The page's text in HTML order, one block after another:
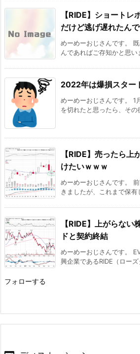
【RIDE】ショートレ
だけど逃げ遅れたん
めーめーおじさんです。
んであればご存知かと思い
2022年は爆損スタ
めーめーおじさんです。 1
を切れたと思ったら、その
【RIDE】売ったら上
けたいｗｗｗ
めーめーおじさんです。
きましたが、これまで保有
【RIDE】上がらない
ドと契約終結
めーめーおじさんです。
興企業であるRIDE（ロー
フォローする